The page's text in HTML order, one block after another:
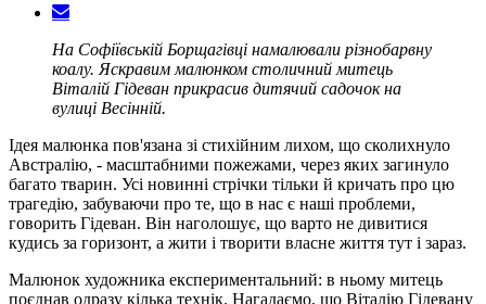
На Софіївській Борщагівці намалювали різнобарвну
коалу. Яскравим малюнком столичний митець
Віталій Гідеван прикрасив дитячий садочок на
вулиці Весінній.
Ідея малюнка пов'язана зі стихійним лихом, що сколихнуло
Австралію, - масштабними пожежами, через яких загинуло
багато тварин. Усі новинні стрічки тільки й кричать про цю
трагедію, забуваючи про те, що в нас є наші проблеми,
говорить Гідеван. Він наголошує, що варто не дивитися
кудись за горизонт, а жити і творити власне життя тут і зараз.
Малюнок художника експериментальний: в ньому митець
поєднав одразу кілька технік. Нагадаємо, що Віталію Гідевану